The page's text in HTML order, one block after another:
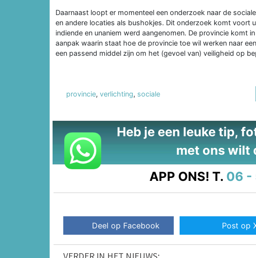
Daarnaast loopt er momenteel een onderzoek naar de
en andere locaties als bushokjes. Dit onderzoek komt voort
indiende en unaniem werd aangenomen. De provincie komt
aanpak waarin staat hoe de provincie toe wil werken naar
een passend middel zijn om het (gevoel van) veiligheid op
provincie, verlichting, sociale
Heb je een leuke tip,
met ons wilt
APP ONS! T. 06 -
Deel op Facebook Post op